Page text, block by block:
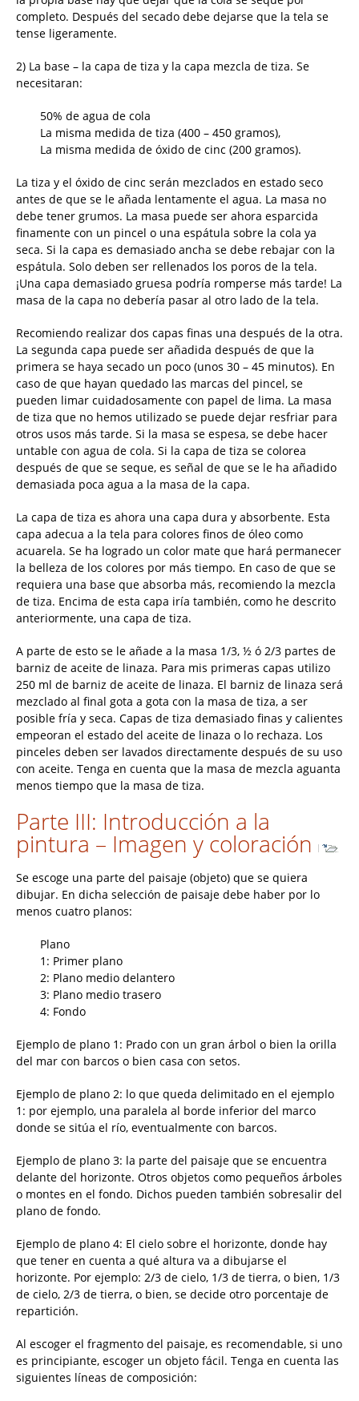
completo. Después del secado debe dejarse que la tela se
tense ligeramente.
2) La base – la capa de tiza y la capa mezcla de tiza. Se
necesitaran:
50% de agua de cola
La misma medida de tiza (400 – 450 gramos),
La misma medida de óxido de cinc (200 gramos).
La tiza y el óxido de cinc serán mezclados en estado seco
antes de que se le añada lentamente el agua. La masa no
debe tener grumos. La masa puede ser ahora esparcida
finamente con un pincel o una espátula sobre la cola ya
seca. Si la capa es demasiado ancha se debe rebajar con la
espátula. Solo deben ser rellenados los poros de la tela.
¡Una capa demasiado gruesa podría romperse más tarde! La
masa de la capa no debería pasar al otro lado de la tela.
Recomiendo realizar dos capas finas una después de la otra.
La segunda capa puede ser añadida después de que la
primera se haya secado un poco (unos 30 – 45 minutos). En
caso de que hayan quedado las marcas del pincel, se
pueden limar cuidadosamente con papel de lima. La masa
de tiza que no hemos utilizado se puede dejar resfriar para
otros usos más tarde. Si la masa se espesa, se debe hacer
untable con agua de cola. Si la capa de tiza se colorea
después de que se seque, es señal de que se le ha añadido
demasiada poca agua a la masa de la capa.
La capa de tiza es ahora una capa dura y absorbente. Esta
capa adecua a la tela para colores finos de óleo como
acuarela. Se ha logrado un color mate que hará permanecer
la belleza de los colores por más tiempo. En caso de que se
requiera una base que absorba más, recomiendo la mezcla
de tiza. Encima de esta capa iría también, como he descrito
anteriormente, una capa de tiza.
A parte de esto se le añade a la masa 1/3, ½ ó 2/3 partes de
barniz de aceite de linaza. Para mis primeras capas utilizo
250 ml de barniz de aceite de linaza. El barniz de linaza será
mezclado al final gota a gota con la masa de tiza, a ser
posible fría y seca. Capas de tiza demasiado finas y calientes
empeoran el estado del aceite de linaza o lo rechaza. Los
pinceles deben ser lavados directamente después de su uso
con aceite. Tenga en cuenta que la masa de mezcla aguanta
menos tiempo que la masa de tiza.
Parte III: Introducción a la
pintura – Imagen y coloración
Se escoge una parte del paisaje (objeto) que se quiera
dibujar. En dicha selección de paisaje debe haber por lo
menos cuatro planos:
Plano
1: Primer plano
2: Plano medio delantero
3: Plano medio trasero
4: Fondo
Ejemplo de plano 1: Prado con un gran árbol o bien la orilla
del mar con barcos o bien casa con setos.
Ejemplo de plano 2: lo que queda delimitado en el ejemplo
1: por ejemplo, una paralela al borde inferior del marco
donde se sitúa el río, eventualmente con barcos.
Ejemplo de plano 3: la parte del paisaje que se encuentra
delante del horizonte. Otros objetos como pequeños árboles
o montes en el fondo. Dichos pueden también sobresalir del
plano de fondo.
Ejemplo de plano 4: El cielo sobre el horizonte, donde hay
que tener en cuenta a qué altura va a dibujarse el
horizonte. Por ejemplo: 2/3 de cielo, 1/3 de tierra, o bien, 1/3
de cielo, 2/3 de tierra, o bien, se decide otro porcentaje de
repartición.
Al escoger el fragmento del paisaje, es recomendable, si uno
es principiante, escoger un objeto fácil. Tenga en cuenta las
siguientes líneas de composición: